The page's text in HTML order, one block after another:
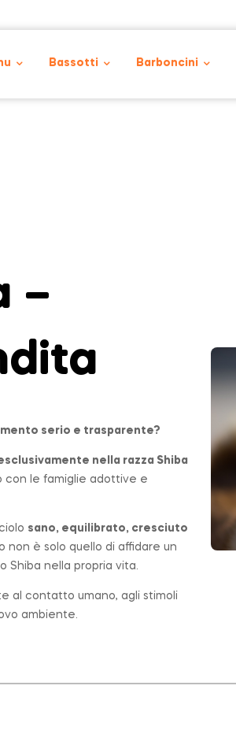
Bassotti Barboncini
–
serio e trasparente?
nella razza Shiba
con le famiglie adottive e
sano, equilibrato, cresciuto
non è solo quello di affidare un
Shiba nella propria vita.
al contatto umano, agli stimoli
ambiente.